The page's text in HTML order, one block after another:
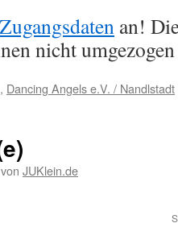
Zugangsdaten an!
nicht
, Dancing Angels e.V. / Nandlstadt
von JUKlein.de